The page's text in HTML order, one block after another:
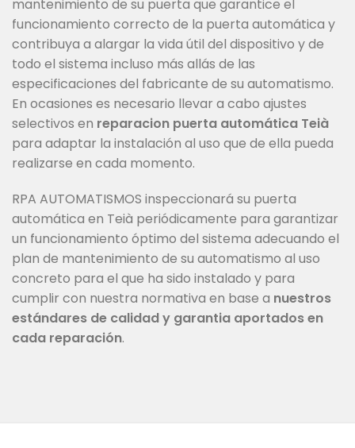
mantenimiento de su puerta que garantice el
funcionamiento correcto de la puerta automática y
contribuya a alargar la vida útil del dispositivo y de
todo el sistema incluso más allás de las
especificaciones del fabricante de su automatismo.
En ocasiones es necesario llevar a cabo ajustes
selectivos en reparacion puerta automática Teià
para adaptar la instalación al uso que de ella pueda
realizarse en cada momento.
RPA AUTOMATISMOS inspeccionará su puerta
automática en Teià periódicamente para garantizar
un funcionamiento óptimo del sistema adecuando el
plan de mantenimiento de su automatismo al uso
concreto para el que ha sido instalado y para
cumplir con nuestra normativa en base a nuestros
estándares de calidad y garantia aportados en
cada reparación.